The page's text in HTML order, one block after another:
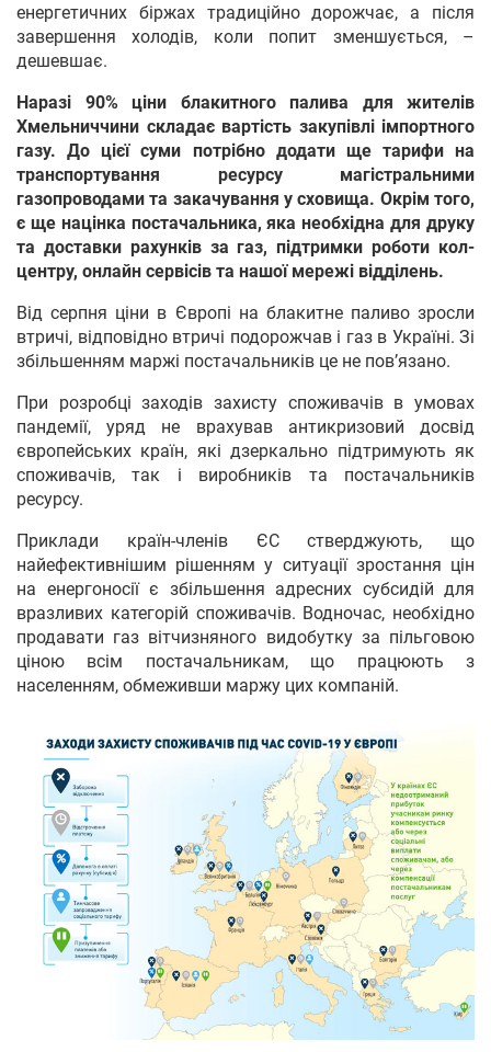
енергетичних біржах традиційно дорожчає, а після
завершення холодів, коли попит зменшується, –
дешевшає.
Наразі 90% ціни блакитного палива для жителів
Хмельниччини складає вартість закупівлі імпортного
газу. До цієї суми потрібно додати ще тарифи на
транспортування ресурсу магістральними
газопроводами та закачування у сховища. Окрім того,
є ще націнка постачальника, яка необхідна для друку
та доставки рахунків за газ, підтримки роботи кол-
центру, онлайн сервісів та нашої мережі відділень.
Від серпня ціни в Європі на блакитне паливо зросли
втричі, відповідно втричі подорожчав і газ в Україні. Зі
збільшенням маржі постачальників це не пов’язано.
При розробці заходів захисту споживачів в умовах
пандемії, уряд не врахував антикризовий досвід
європейських країн, які дзеркально підтримують як
споживачів, так і виробників та постачальників
ресурсу.
Приклади країн-членів ЄС стверджують, що
найефективнішим рішенням у ситуації зростання цін
на енергоносії є збільшення адресних субсидій для
вразливих категорій споживачів. Водночас, необхідно
продавати газ вітчизняного видобутку за пільговою
ціною всім постачальникам, що працюють з
населенням, обмеживши маржу цих компаній.